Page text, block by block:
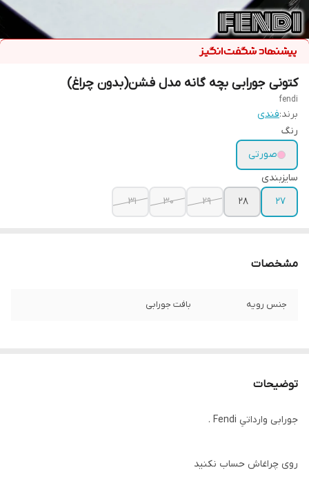
کتونی جورابی بچه گانه مدل فشن(بدون چراغ)
fendi
برند:فندی
رنگ
صورتی
سایزبندی
27
28
29
30
31
مشخصات
جنس رویه بافت جورابی
توضیحات
جورابی وارداتیِ Fendi .
روی چراغاش حساب نکنید